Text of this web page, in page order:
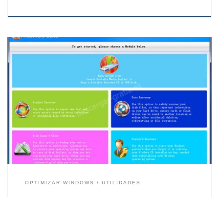
Si tu Windows no se inicia correctamente o tienes
fallos, con Lazesoft Recovery Suite puedes corregir los
problemas de arranque del sistema operativo, reparar
Windows y entre otras opciones recuperar datos. Antes
de formatear tu PC y volver a instalar Windows, prueba
esta herramienta para Windows gratis. Puedes usar
Lazesoft […]
OPTIMIZAR WINDOWS UTILIDADES